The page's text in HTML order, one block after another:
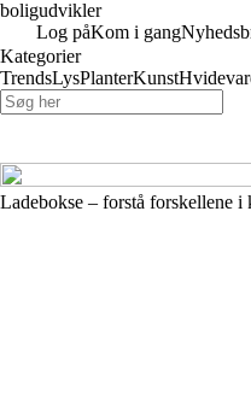
boligudvikler
Log påKom i gang
Kategorier
TrendsLysPlanterKunst
Ladebokse – forstå forskellene i